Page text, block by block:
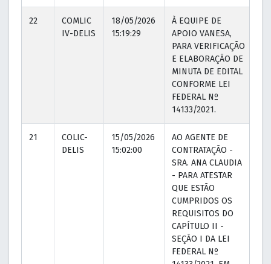
22
COMLIC
IV-DELIS
18/05/2026
15:19:29
À EQUIPE DE
APOIO VANESA,
PARA VERIFICAÇÃO
E ELABORAÇÃO DE
MINUTA DE EDITAL
CONFORME LEI
FEDERAL Nº
14133/2021.
21
COLIC-
DELIS
15/05/2026
15:02:00
AO AGENTE DE
CONTRATAÇÃO -
SRA. ANA CLAUDIA
- PARA ATESTAR
QUE ESTÃO
CUMPRIDOS OS
REQUISITOS DO
CAPÍTULO II -
SEÇÃO I DA LEI
FEDERAL Nº